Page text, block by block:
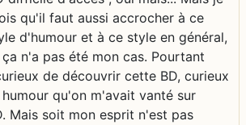
qu'il faut aussi accrocher à ce
d'humour et à ce style en général,
n'a pas été mon cas. Pourtant
de découvrir cette BD, curieux
qu'on m'avait vanté sur
Mais soit mon esprit n'est pas